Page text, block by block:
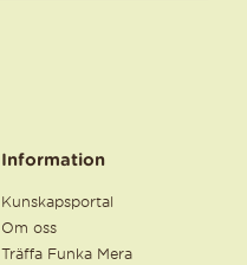
Information
Kunskapsportal
Om oss
Träffa Funka Mera